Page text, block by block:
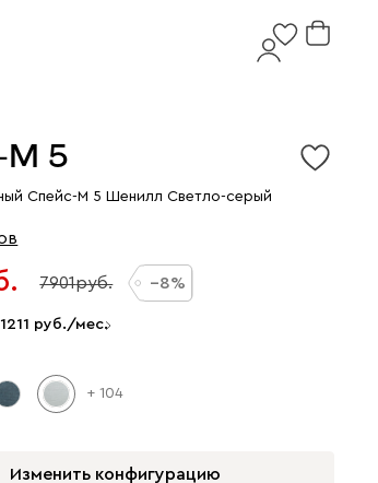
М 5
Спейс-М 5 Шенилл Светло-серый
7901 8
1211 /мес.
+ 104
Изменить конфигурацию